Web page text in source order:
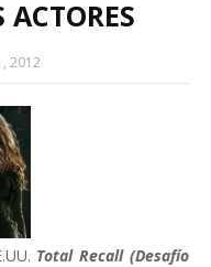
ACTORES
2012
Total Recall (Desafío